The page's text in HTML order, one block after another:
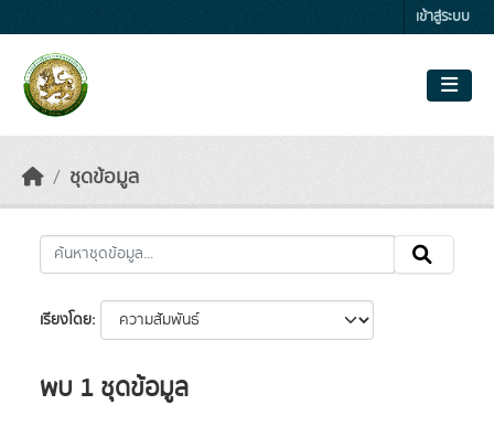
เข้าสู่ระบบ
ชุดข้อมูล
เรียงโดย
พบ 1 ชุดข้อมูล